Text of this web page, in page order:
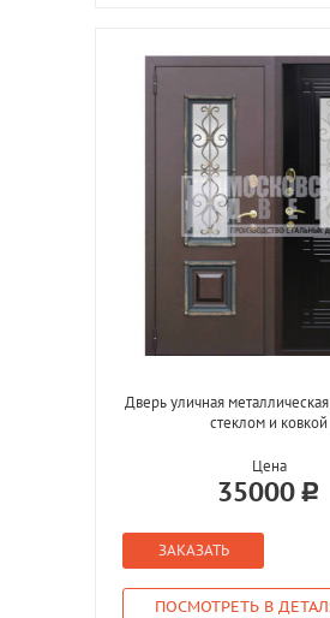
Дверь уличная
стеклом и ковкой
Цена
35000
ЗАКАЗАТЬ
ПОСМОТРЕТЬ В